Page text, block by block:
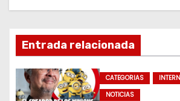
i
ó
n
d
Entrada relacionada
CATEGORIAS
NOTICIAS